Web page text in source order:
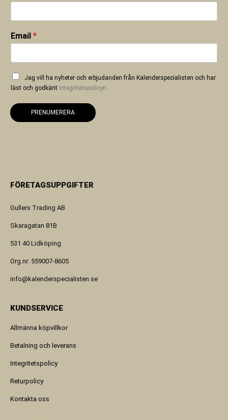
Email *
Jag vill ha nyheter och erbjudanden från Kalenderspecialisten och har
läst och godkänt integritetspolicyn
PRENUMERERA
FÖRETAGSUPPGIFTER
Gullers Trading AB
Skaragatan 81B
531 40 Lidköping
Org.nr: 559007-8605
info@kalenderspecialisten.se
KUNDSERVICE
Allmänna köpvillkor
Betalning och leverans
Integritetspolicy
Returpolicy
Kontakta oss